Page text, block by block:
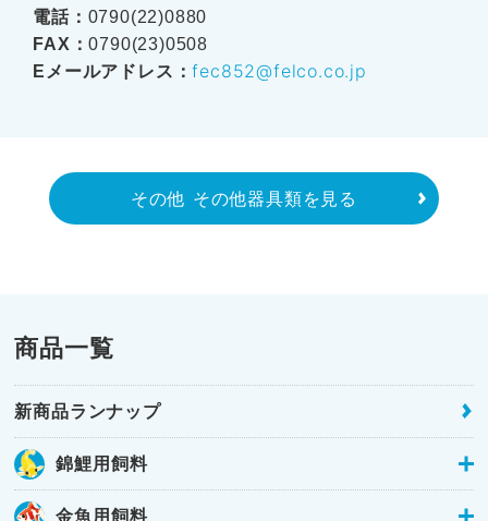
電話： 0790(22)0880
FAX：0790(23)0508
Eメールアドレス：fec852@felco.co.jp
その他 その他器具類を見る
商品一覧
新商品ランナップ
錦鯉用飼料
金魚用飼料